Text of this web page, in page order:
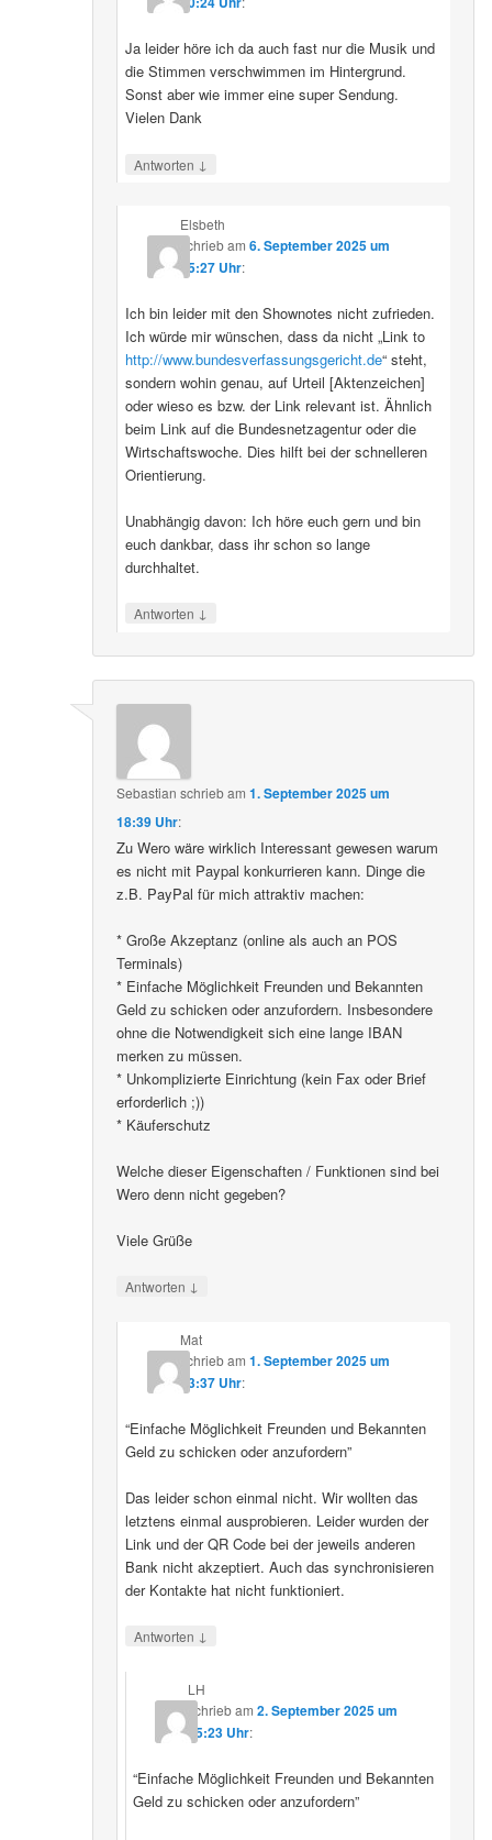
Ja leider höre ich da auch fast nur die Musik und
die Stimmen verschwimmen im Hintergrund.
Sonst aber wie immer eine super Sendung.
Vielen Dank
Antworten ↓
Elsbeth
schriebam 6. September 2025 um
15:27 Uhr:
Ich bin leider mit den Shownotes nicht zufrieden.
Ich würde mir wünschen, dass da nicht „Link to
http://www.bundesverfassungsgericht.de“ steht,
sondern wohin genau, auf Urteil [Aktenzeichen]
oder wieso es bzw. der Link relevant ist. Ähnlich
beim Link auf die Bundesnetzagentur oder die
Wirtschaftswoche. Dies hilft bei der schnelleren
Orientierung.
Unabhängig davon: Ich höre euch gern und bin
euch dankbar, dass ihr schon so lange
durchhaltet.
Antworten ↓
Sebastian schriebam1. September 2025 um
18:39 Uhr:
Zu Wero wäre wirklich Interessant gewesen warum
es nicht mit Paypal konkurrieren kann. Dinge die
z.B. PayPal für mich attraktiv machen:
* Große Akzeptanz (online als auch an POS
Terminals)
* Einfache Möglichkeit Freunden und Bekannten
Geld zu schicken oder anzufordern. Insbesondere
ohne die Notwendigkeit sich eine lange IBAN
merken zu müssen.
* Unkomplizierte Einrichtung (kein Fax oder Brief
erforderlich ;))
* Käuferschutz
Welche dieser Eigenschaften / Funktionen sind bei
Wero denn nicht gegeben?
Viele Grüße
Antworten ↓
Mat
schriebam 1. September 2025 um
23:37 Uhr:
“Einfache Möglichkeit Freunden und Bekannten
Geld zu schicken oder anzufordern”
Das leider schon einmal nicht. Wir wollten das
letztens einmal ausprobieren. Leider wurden der
Link und der QR Code bei der jeweils anderen
Bank nicht akzeptiert. Auch das synchronisieren
der Kontakte hat nicht funktioniert.
Antworten ↓
LH
schriebam2. September 2025 um
15:23 Uhr:
“Einfache Möglichkeit Freunden und Bekannten
Geld zu schicken oder anzufordern”